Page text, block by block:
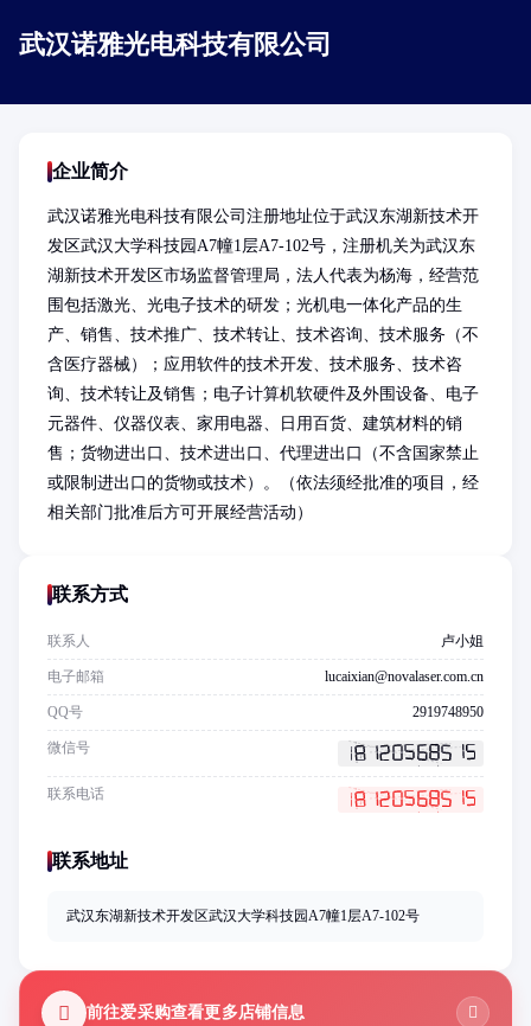
武汉诺雅光电科技有限公司
企业简介
武汉诺雅光电科技有限公司注册地址位于武汉东湖新技术开
发区武汉大学科技园A7幢1层A7-102号，注册机关为武汉东
湖新技术开发区市场监督管理局，法人代表为杨海，经营范
围包括激光、光电子技术的研发；光机电一体化产品的生
产、销售、技术推广、技术转让、技术咨询、技术服务（不
含医疗器械）；应用软件的技术开发、技术服务、技术咨
询、技术转让及销售；电子计算机软硬件及外围设备、电子
元器件、仪器仪表、家用电器、日用百货、建筑材料的销
售；货物进出口、技术进出口、代理进出口（不含国家禁止
或限制进出口的货物或技术）。（依法须经批准的项目，经
相关部门批准后方可开展经营活动）
联系方式
联系人 卢小姐
电子邮箱 lucaixian@novalaser.com.cn
QQ号 2919748950
微信号
联系电话
联系地址
武汉东湖新技术开发区武汉大学科技园A7幢1层A7-102号
前往爱采购查看更多店铺信息